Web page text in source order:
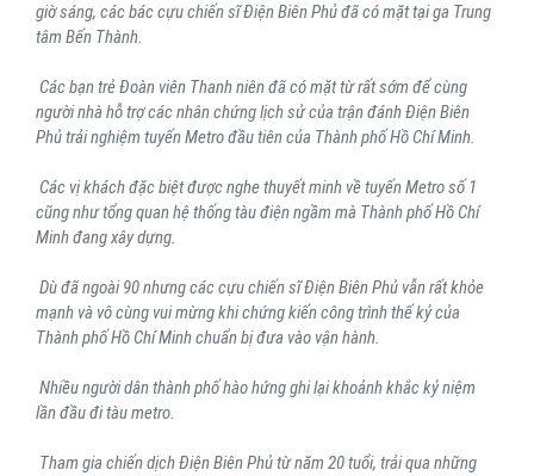
giờ sáng, các bác cựu chiến sĩ Điện Biên Phủ đã có mặt tại ga Trung
tâm Bến Thành.
Các bạn trẻ Đoàn viên Thanh niên đã có mặt từ rất sớm để cùng
người nhà hỗ trợ các nhân chứng lịch sử của trận đánh Điện Biên
Phủ trải nghiệm tuyến Metro đầu tiên của Thành phố Hồ Chí Minh.
Các vị khách đặc biệt được nghe thuyết minh về tuyến Metro số 1
cũng như tổng quan hệ thống tàu điện ngầm mà Thành phố Hồ Chí
Minh đang xây dựng.
Dù đã ngoài 90 nhưng các cựu chiến sĩ Điện Biên Phủ vẫn rất khỏe
mạnh và vô cùng vui mừng khi chứng kiến công trình thế kỷ của
Thành phố Hồ Chí Minh chuẩn bị đưa vào vận hành.
Nhiều người dân thành phố hào hứng ghi lại khoảnh khắc kỷ niệm
lần đầu đi tàu metro.
Tham gia chiến dịch Điện Biên Phủ từ năm 20 tuổi, trải qua những